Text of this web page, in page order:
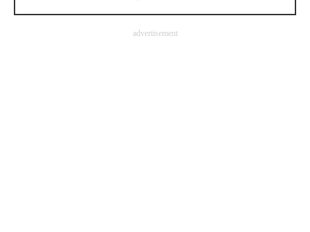
ITエンジニア向け専門サイトadvertisement